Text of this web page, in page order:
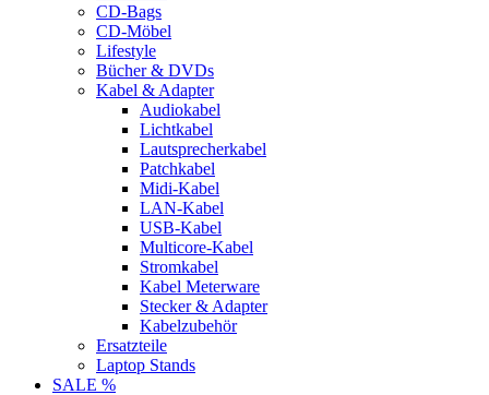
CD-Bags
CD-Möbel
Lifestyle
Bücher & DVDs
Kabel & Adapter
Audiokabel
Lichtkabel
Lautsprecherkabel
Patchkabel
Midi-Kabel
LAN-Kabel
USB-Kabel
Multicore-Kabel
Stromkabel
Kabel Meterware
Stecker & Adapter
Kabelzubehör
Ersatzteile
Laptop Stands
SALE %